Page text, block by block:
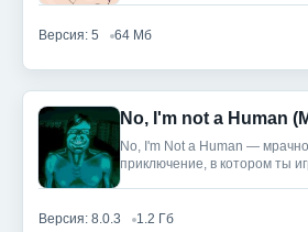
Версия: 5 64 Мб
No, I'm not a Human
No, I'm Not a Human —
приключение, в котором ты
Версия: 8.0.3 1.2 Гб